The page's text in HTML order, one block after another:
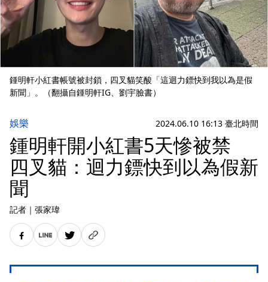
鍾明軒小紅書帳號被封鎖，四叉貓笑酸「這迴力鏢快到我以為是假
新聞」。（翻攝自鍾明軒IG、劉宇臉書）
娛樂 2024.06.10 16:13 臺北時間
鍾明軒開小紅書5天慘被禁
四叉貓：迴力鏢快到以為假新
聞
記者 ｜ 張家瑋